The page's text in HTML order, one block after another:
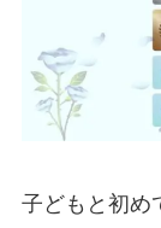
子どもと初め